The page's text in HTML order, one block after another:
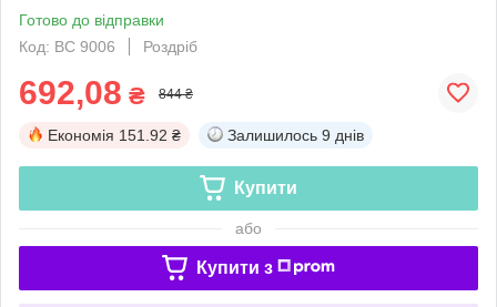
Готово до відправки
Код: BC 9006
Роздріб
692,08 ₴ 844 ₴
Економія 151.92 ₴ Залишилось 9 днів
Купити
або
Купити з